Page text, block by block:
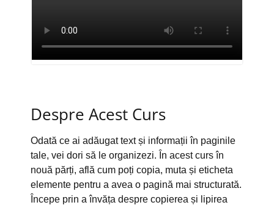
Despre Acest Curs
Odată ce ai adăugat text și informații în paginile
tale, vei dori să le organizezi. În acest curs în
nouă părți, află cum poți copia, muta și eticheta
elemente pentru a avea o pagină mai structurată.
Începe prin a învăța despre copierea și lipirea